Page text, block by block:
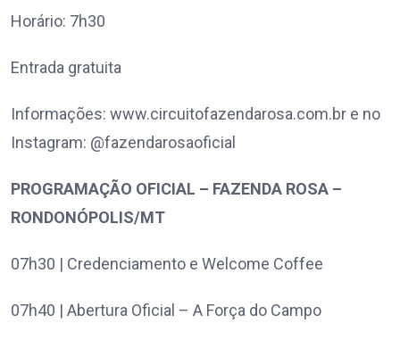
Horário: 7h30
Entrada gratuita
Informações: www.circuitofazendarosa.com.br e no
Instagram: @fazendarosaoficial
PROGRAMAÇÃO OFICIAL – FAZENDA ROSA –
RONDONÓPOLIS/MT
07h30 | Credenciamento e Welcome Coffee
07h40 | Abertura Oficial – A Força do Campo